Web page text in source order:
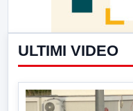
ULTIMI VIDEO